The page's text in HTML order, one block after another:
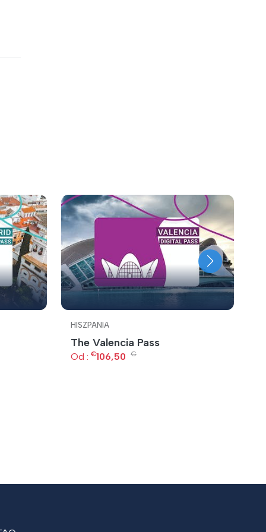
HISZPANIA
The Valencia Pass
Od : €106,50 €